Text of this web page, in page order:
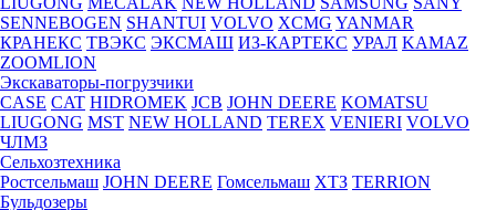
SENNEBOGEN SHANTUI VOLVO XCMG YANMAR
КРАНЕКС ТВЭКС ЭКСМАШ ИЗ-КАРТЕКС УРАЛ KAMAZ
ZOOMLION
Экскаваторы-погрузчики
CASE CAT HIDROМEK JCB JOHN DEERE KOMATSU
LIUGONG MST NEW HOLLAND TEREX VENIERI VOLVO
ЧЛМЗ
Сельхозтехника
Ростсельмаш JOHN DEERE Гомсельмаш ХТЗ TERRION
Бульдозеры